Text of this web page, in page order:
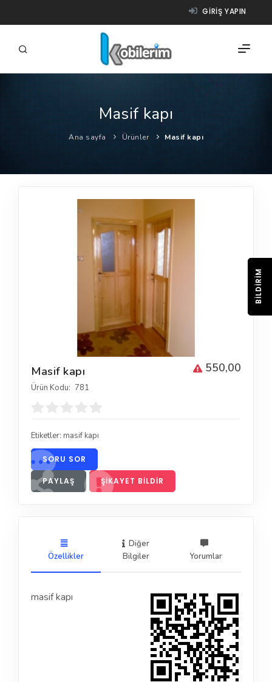
GIRIŞ YAPIN
FIRMALAR
ÜRÜNLER
NASIL ÇALIŞIR?
Masif kapı
Ana sayfa Ürünler Masif kapı
550,00
Masif kapı
Ürün Kodu: 781
Etiketler: masif kapı
SORU SOR
PAYLAŞ ŞIKAYET BILDIR
Özellikler
Diğer
Bilgiler
Yorumlar
masif kapı
BILDIRIM